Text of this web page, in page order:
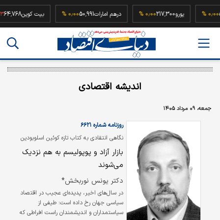
۰٫۰۰ % یورو217,300۰٫۰۰ % درهم امارات50,991۰٫۰۰ % بیت کوین
اندیشه اقتصادی
جمعه، ۰۹ مرداد ۱۴۰۵
نگاهی انتقادی به کتاب تازه کوئین اسلوبودین
درباره پیوند پنهان میان نولیبرالیسم و راست
افراطی
روزنامه شماره ۶۶۲۱
بازار آزاد و پوپولیسم به هم نزدیک
می‌شوند
دکتر یونس نوربخش*
در سال‌های اخیر، پدیده‌ای عجیب در اقتصاد
سیاسی جهان رخ داده است: طیفی از
سیاستمداران و اندیشمندان راست افراطی که